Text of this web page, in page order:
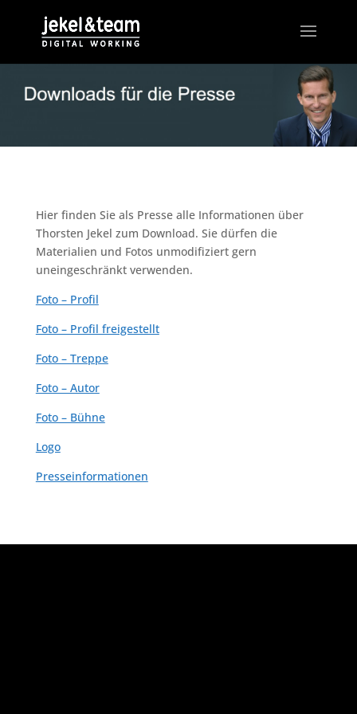
Hier finden Sie als Presse alle Informationen über
Thorsten Jekel zum Download. Sie dürfen die
Materialien und Fotos unmodifiziert gern
uneingeschränkt verwenden.
Foto – Profil
Foto – Profil freigestellt
Foto – Treppe
Foto – Autor
Foto – Bühne
Logo
Presseinformationen